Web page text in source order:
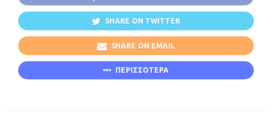
SHARE ON TWITTER
SHARE ON EMAIL
ΠΕΡΙΣΣΟΤΕΡΑ